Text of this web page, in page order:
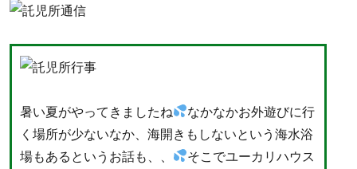
暑い夏がやってきましたね
なかなかお外遊びに行
く場所が少ないなか、海開きもしないという海水浴
場もあるというお話も、、
そこでユーカリハウス